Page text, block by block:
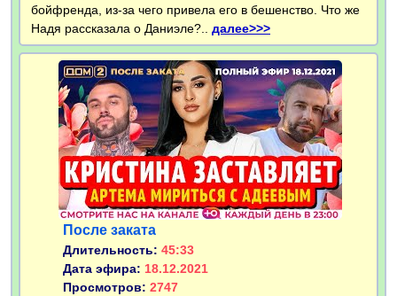
бойфренда, из-за чего привела его в бешенство. Что же
Надя рассказала о Даниэле?.. далее>>>
После заката
Длительность: 45:33
Дата эфира: 18.12.2021
Просмотров: 2747